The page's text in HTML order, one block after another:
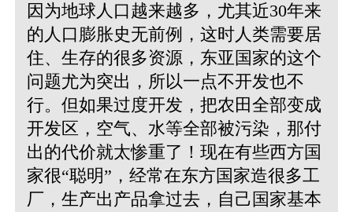
因为地球人口越来越多，尤其近30年来
的人口膨胀史无前例，这时人类需要居
住、生存的很多资源，东亚国家的这个
问题尤为突出，所以一点不开发也不
行。但如果过度开发，把农田全部变成
开发区，空气、水等全部被污染，那付
出的代价就太惨重了！现在有些西方国
家很“聪明”，经常在东方国家造很多工
厂，生产出产品拿过去，自己国家基本